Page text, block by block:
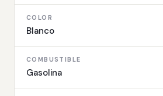
COLOR
Blanco
COMBUSTIBLE
Gasolina